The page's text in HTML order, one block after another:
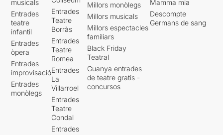
musicals
Entrades
teatre
infantil
Entrades
òpera
Entrades
improvisació
Entrades
monòlegs
Entrades
Teatre
Borràs
Entrades
Teatre
Romea
Entrades
La
Villarroel
Entrades
Teatre
Condal
Entrades
Millors monòlegs
Millors musicals
Millors espectacles
familiars
Black Friday
Teatral
Guanya entrades
de teatre gratis -
concursos
Mamma mia
Descompte
Germans de sang